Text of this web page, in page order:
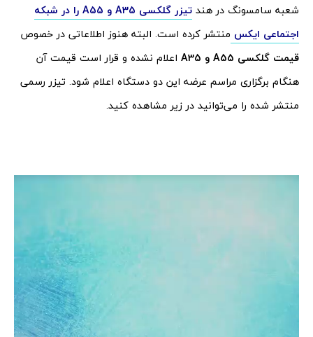
شعبه سامسونگ در هند
تیزر گلکسی A35 و A55 را در شبکه
اجتماعی ایکس منتشر کرده است. البته هنوز اطلاعاتی در خصوص
قیمت گلکسی A55 و A35
اعلام نشده و قرار است قیمت آن
هنگام برگزاری مراسم عرضه این دو دستگاه اعلام شود. تیزر رسمی
منتشر شده را می‌توانید در زیر مشاهده کنید.